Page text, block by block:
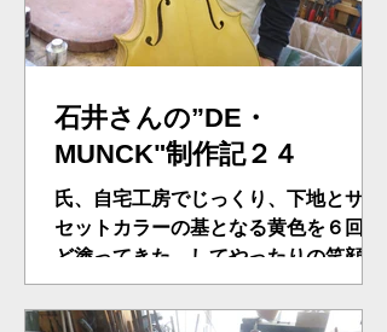
石井さんの”DE・
MUNCK"制作記２４
氏、自宅工房でじっくり、下地とサン
セットカラーの基となる黄色を６回ほ
ど塗ってきた。してやったりの笑顔。
チェロ創りの醍醐味である、この一連
のニス作業、得も言われぬ楽しみであ